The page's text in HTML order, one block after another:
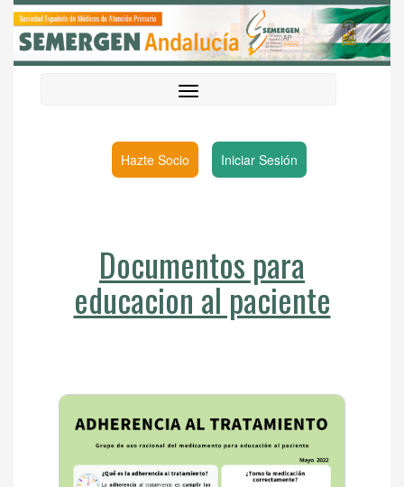
Hazte Socio Iniciar Sesión
Documentos para
educacion al paciente